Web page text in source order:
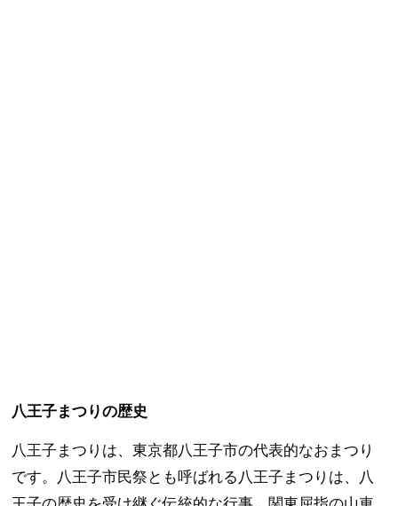
八王子まつりの歴史
八王子まつりは、東京都八王子市の代表的なおまつり
です。八王子市民祭とも呼ばれる八王子まつりは、八